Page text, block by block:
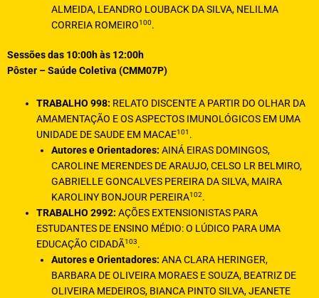
ALMEIDA, LEANDRO LOUBACK DA SILVA, NELILMA
CORREIA ROMEIRO100.
Sessões das 10:00h às 12:00h
Pôster – Saúde Coletiva (CMM07P)
TRABALHO 998: RELATO DISCENTE A PARTIR DO OLHAR DA
AMAMENTAÇÃO E OS ASPECTOS IMUNOLÓGICOS EM UMA
UNIDADE DE SAUDE EM MACAE101 .
Autores e Orientadores: AINÁ EIRAS DOMINGOS,
CAROLINE MERENDES DE ARAUJO, CELSO LR BELMIRO,
GABRIELLE GONCALVES PEREIRA DA SILVA, MAIRA
KAROLINY BONJOUR PEREIRA102.
TRABALHO 2992: AÇÕES EXTENSIONISTAS PARA
ESTUDANTES DE ENSINO MÉDIO: O LÚDICO PARA UMA
EDUCAÇÃO CIDADÃ103.
Autores e Orientadores: ANA CLARA HERINGER,
BARBARA DE OLIVEIRA MORAES E SOUZA, BEATRIZ DE
OLIVEIRA MEDEIROS, BIANCA PINTO SILVA, JEANETE